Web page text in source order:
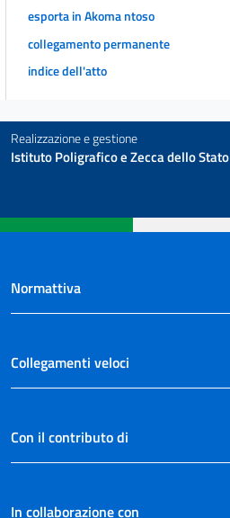
esporta in Akoma ntoso
collegamento permanente
indice dell'atto
Realizzazione e gestione
Istituto Poligrafico e Zecca dello Stato
Normattiva
Collegamenti veloci
Con il contributo di
In collaborazione con